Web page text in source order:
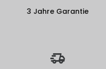
3 Jahre Garantie